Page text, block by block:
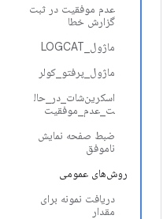
عدم موفقیت در ثبت
گزارش خطا
ماژول_LOGCAT
ماژول_پرفتو_کولر
اسکرین‌شات_در_حال
ت_عدم_موفقیت
ضبط صفحه نمایش
ناموفق
روش‌های عمومی
دریافت نمونه برای
مقدار